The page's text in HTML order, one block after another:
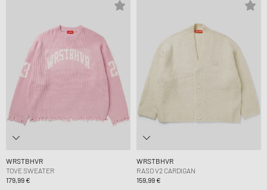
WRSTBHVR
TOVE SWEATER
179,99 €
WRSTBHVR
RASO V2 CARDIGAN
159,99 €